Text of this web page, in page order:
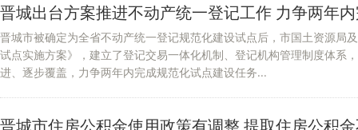
晋城出台方案推进不动产统一登记工作 力争两年
晋城市被确定为全省不动产统一登记规范化建设试点后，市国土资源局
试点实施方案》，建立了登记交易一体化机制、登记机构管理制度体系
进、逐步覆盖，力争两年内完成规范化试点建设任务...
晋城市住房公积金使用政策有调整 提取住房公积